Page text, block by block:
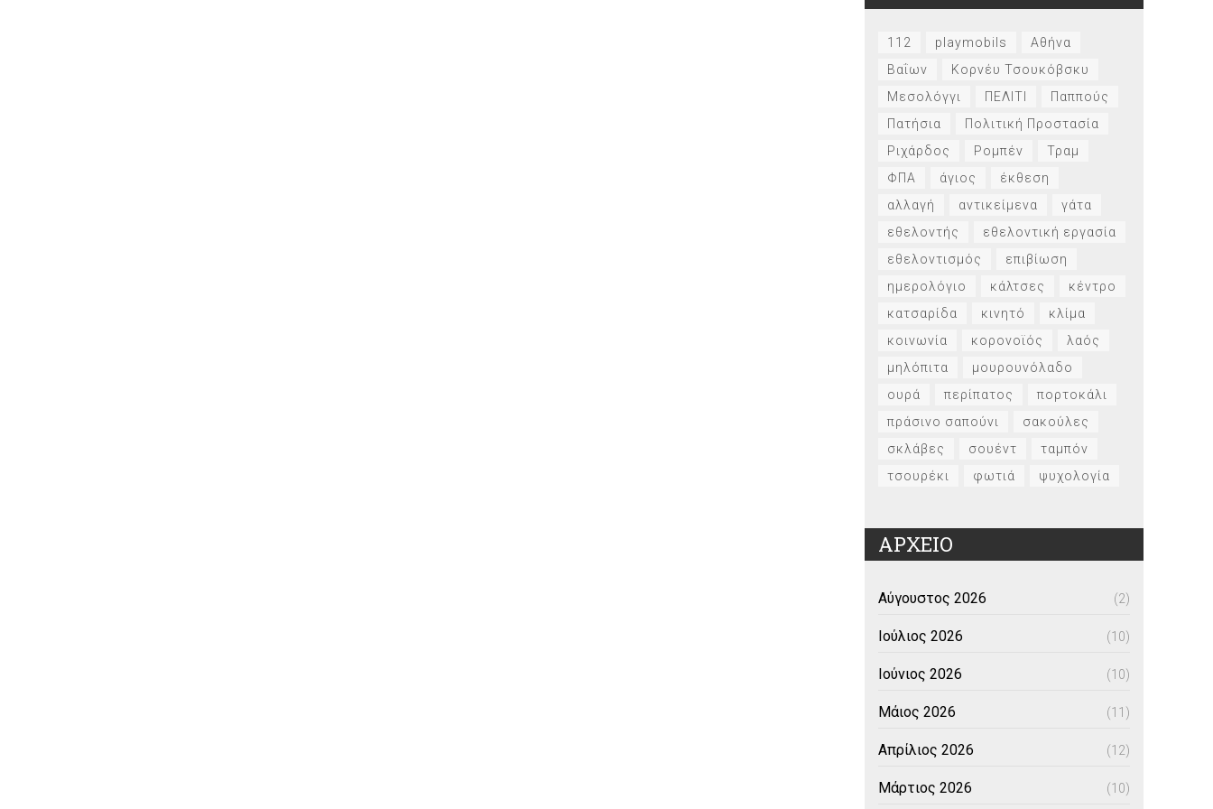
112 playmobils
Αθήνα
Βαΐων
Κορνέυ Τσουκόβσκυ
Μεσολόγγι
ΠΕΛΙΤΙ
Παππούς
Πατήσια
Πολιτική Προστασία
Ριχάρδος
Ρομπέν
Τραμ
ΦΠΑ
άγιος
έκθεση
αλλαγή
αντικείμενα
γάτα
εθελοντής
εθελοντική εργασία
εθελοντισμός
επιβίωση
ημερολόγιο
κάλτσες
κέντρο
κατσαρίδα
κινητό
κλίμα
κοινωνία
κορονοϊός
λαός
μηλόπιτα
μουρουνόλαδο
ουρά
περίπατος
πορτοκάλι
πράσινο σαπούνι
σακούλες
σκλάβες
σουέντ
ταμπόν
τσουρέκι
φωτιά ψυχολογία
ΑΡΧΕΙΟ
Αύγουστος 2026 (2)
Ιούλιος 2026 (10)
Ιούνιος 2026 (10)
Μάιος 2026 (11)
Απρίλιος 2026 (12)
Μάρτιος 2026 (10)